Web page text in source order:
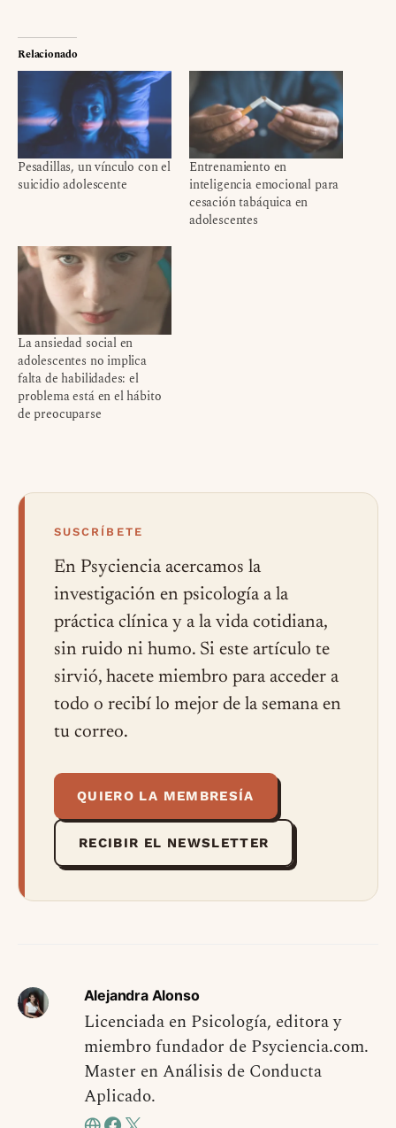
Relacionado
Pesadillas, un vínculo con el
suicidio adolescente
Entrenamiento en
inteligencia emocional para
cesación tabáquica en
adolescentes
La ansiedad social en
adolescentes no implica
falta de habilidades: el
problema está en el hábito
de preocuparse
SUSCRÍBETE
En Psyciencia acercamos la
investigación en psicología a la
práctica clínica y a la vida cotidiana,
sin ruido ni humo. Si este artículo te
sirvió, hacete miembro para acceder a
todo o recibí lo mejor de la semana en
tu correo.
QUIERO LA MEMBRESÍA
RECIBIR EL NEWSLETTER
Alejandra Alonso
Licenciada en Psicología, editora y
miembro fundador de Psyciencia.com.
Master en Análisis de Conducta
Aplicado.